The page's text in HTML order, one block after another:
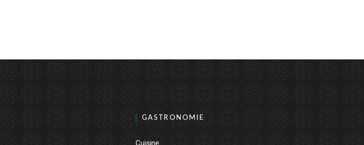
GASTRONOMIE
Cuisine